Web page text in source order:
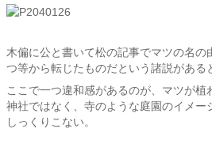
木偏に公と書いて松の記事でマツの名の
つ等から転じたものだという諸説がある
ここで一つ違和感があるのが、マツが植
神社ではなく、寺のような庭園のイメー
しっくりこない。